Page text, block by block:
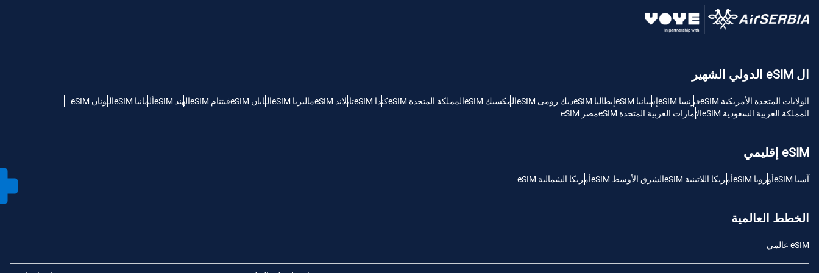
ال eSIM الدولي الشهير
الولايات المتحدة الأمريكية eSIM فرنسا eSIM إسبانيا eSIM إيطاليا eSIM ديك رومى eSIM المكسيك eSIM المملكة المتحدة eSIM كندا eSIM تايلاند eSIM ماليزيا eSIM اليابان eSIM فيتنام eSIM الهند eSIM ألمانيا eSIM
اليونان eSIM
المملكة العربية السعودية eSIM
الإمارات العربية المتحدة eSIM مصر eSIM
eSIM إقليمي
آسيا eSIM أوروبا eSIM أمريكا اللاتينية eSIM الشرق الأوسط eSIM أمريكا الشمالية eSIM
الخطط العالمية
eSIM عالمي
Deutsch
简体中文
JPY - ين ياباني